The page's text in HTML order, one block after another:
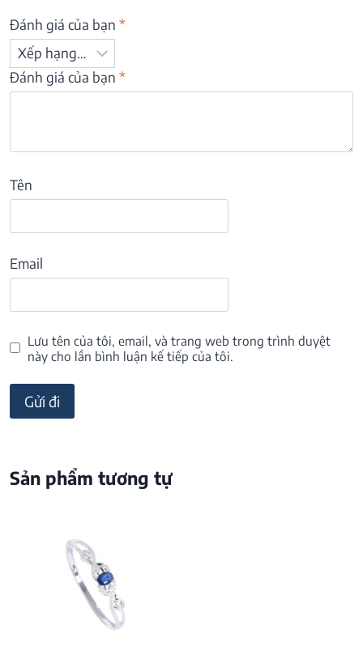
Đánh giá của bạn *
Đánh giá của bạn *
Tên
Email
Lưu tên của tôi, email, và trang web trong trình duyệt
này cho lần bình luận kế tiếp của tôi.
Sản phẩm tương tự